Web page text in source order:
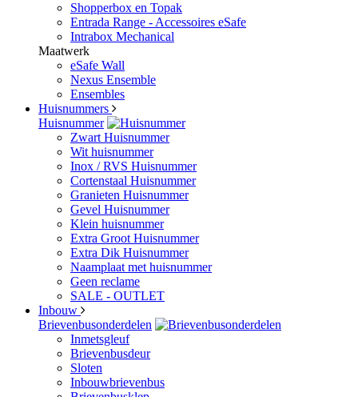
Shopperbox en Topak
Entrada Range - Accessoires eSafe
Intrabox Mechanical
Maatwerk
eSafe Wall
Nexus Ensemble
Ensembles
Huisnummers
Huisnummer
Zwart Huisnummer
Wit huisnummer
Inox / RVS Huisnummer
Cortenstaal Huisnummer
Granieten Huisnummer
Gevel Huisnummer
Klein huisnummer
Extra Groot Huisnummer
Extra Dik Huisnummer
Naamplaat met huisnummer
Geen reclame
SALE - OUTLET
Inbouw
Brievenbusonderdelen
Inmetsgleuf
Brievenbusdeur
Sloten
Inbouwbrievenbus